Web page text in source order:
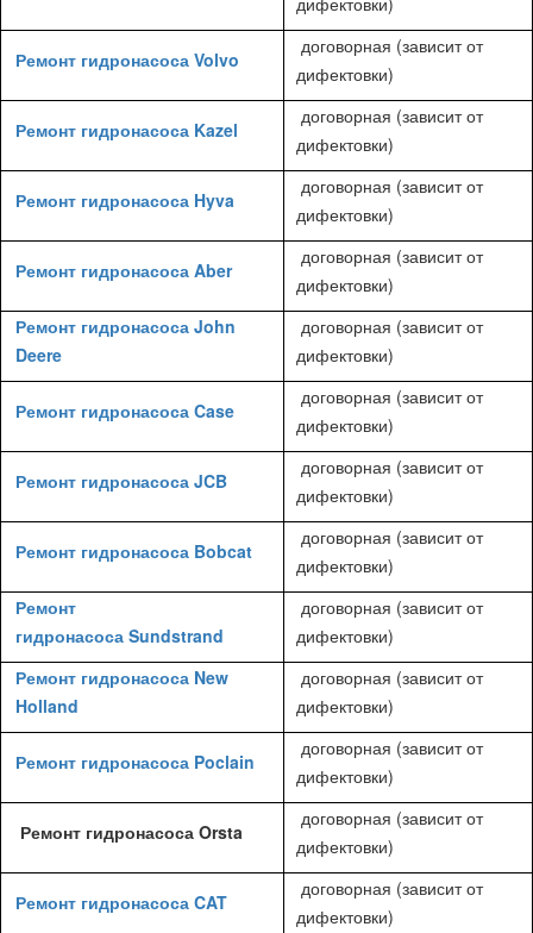
Ремонт гидронасоса Volvo
договорная (зависит от
дифектовки)
Ремонт гидронасоса Kazel
договорная (зависит от
дифектовки)
Ремонт гидронасоса Hyva
договорная (зависит от
дифектовки)
Ремонт гидронасоса Aber
договорная (зависит от
дифектовки)
Ремонт гидронасоса John
Deere
договорная (зависит от
дифектовки)
Ремонт гидронасоса Case
договорная (зависит от
дифектовки)
Ремонт гидронасоса JCB
договорная (зависит от
дифектовки)
Ремонт гидронасоса Bobcat
договорная (зависит от
дифектовки)
Ремонт
гидронасоса Sundstrand
договорная (зависит от
дифектовки)
Ремонт гидронасоса New
Holland
договорная (зависит от
дифектовки)
Ремонт гидронасоса Poclain
договорная (зависит от
дифектовки)
Ремонт гидронасоса Orsta
договорная (зависит от
дифектовки)
Ремонт гидронасоса CAT
договорная (зависит от
дифектовки)